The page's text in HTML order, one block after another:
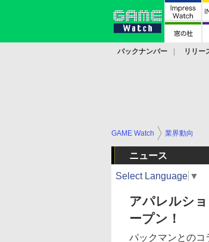
バックナンバー リリー
GAME Watch 業界動向
ニュース
Select Language ▼
アパレルシ
ープン！
パックマンとのコ